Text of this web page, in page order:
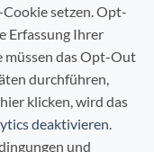
setzen. Opt-
Erfassung Ihrer
müssen das Opt-Out
durchführen,
klicken, wird das
deaktivieren
und